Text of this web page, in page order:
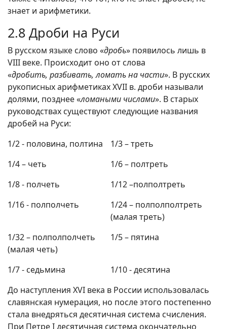
знает и арифметики.
2.8 Дроби на Руси
В русском языке слово «дробь» появилось лишь в
VIII веке. Происходит оно от слова
«дробить, разбивать, ломать на части». В русских
рукописных арифметиках XVII в. дроби называли
долями, позднее «ломаными числами». В старых
руководствах существуют следующие названия
дробей на Руси:
1/2 - половина, полтина
1/3 – треть
1/4 – четь
1/6 – полтреть
1/8 - полчеть
1/12 –полполтреть
1/16 - полполчеть
1/24 – полполполтреть
(малая треть)
1/32 – полполполчеть
(малая четь)
1/5 – пятина
1/7 - седьмина
1/10 - десятина
До наступления XVI века в России использовалась
славянская нумерация, но после этого постепенно
стала внедряться десятичная система счисления.
При Петре I десятичная система окончательно